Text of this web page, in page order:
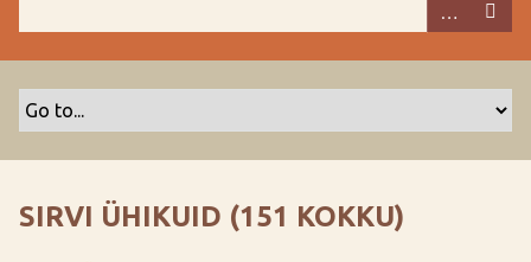
i
SIRVI ÜHIKUID (151 KOKKU)